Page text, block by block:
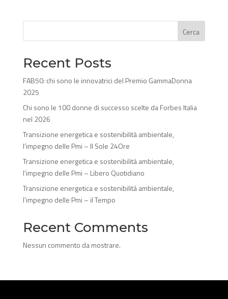
Cerca
Recent Posts
FAB50: chi sono le innovatrici del Premio GammaDonna
2025
Chi sono le 100 donne di successo scelte da Forbes Italia
nel 2026
Transizione energetica e sostenibilità ambientale,
l’impegno delle Pmi – Il Sole 24Ore
Transizione energetica e sostenibilità ambientale,
l’impegno delle Pmi – Libero Quotidiano
Transizione energetica e sostenibilità ambientale,
l’impegno delle Pmi – il Tempo
Recent Comments
Nessun commento da mostrare.